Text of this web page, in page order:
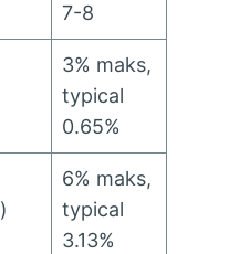
7-8
3% maks,
typical
0.65%
)
6% maks,
typical
3.13%